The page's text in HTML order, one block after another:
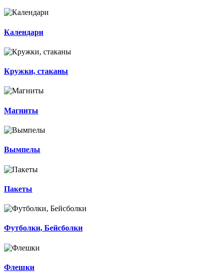
Календари
Кружки, стаканы
Магниты
Вымпелы
Пакеты
Футболки, Бейсболки
Флешки